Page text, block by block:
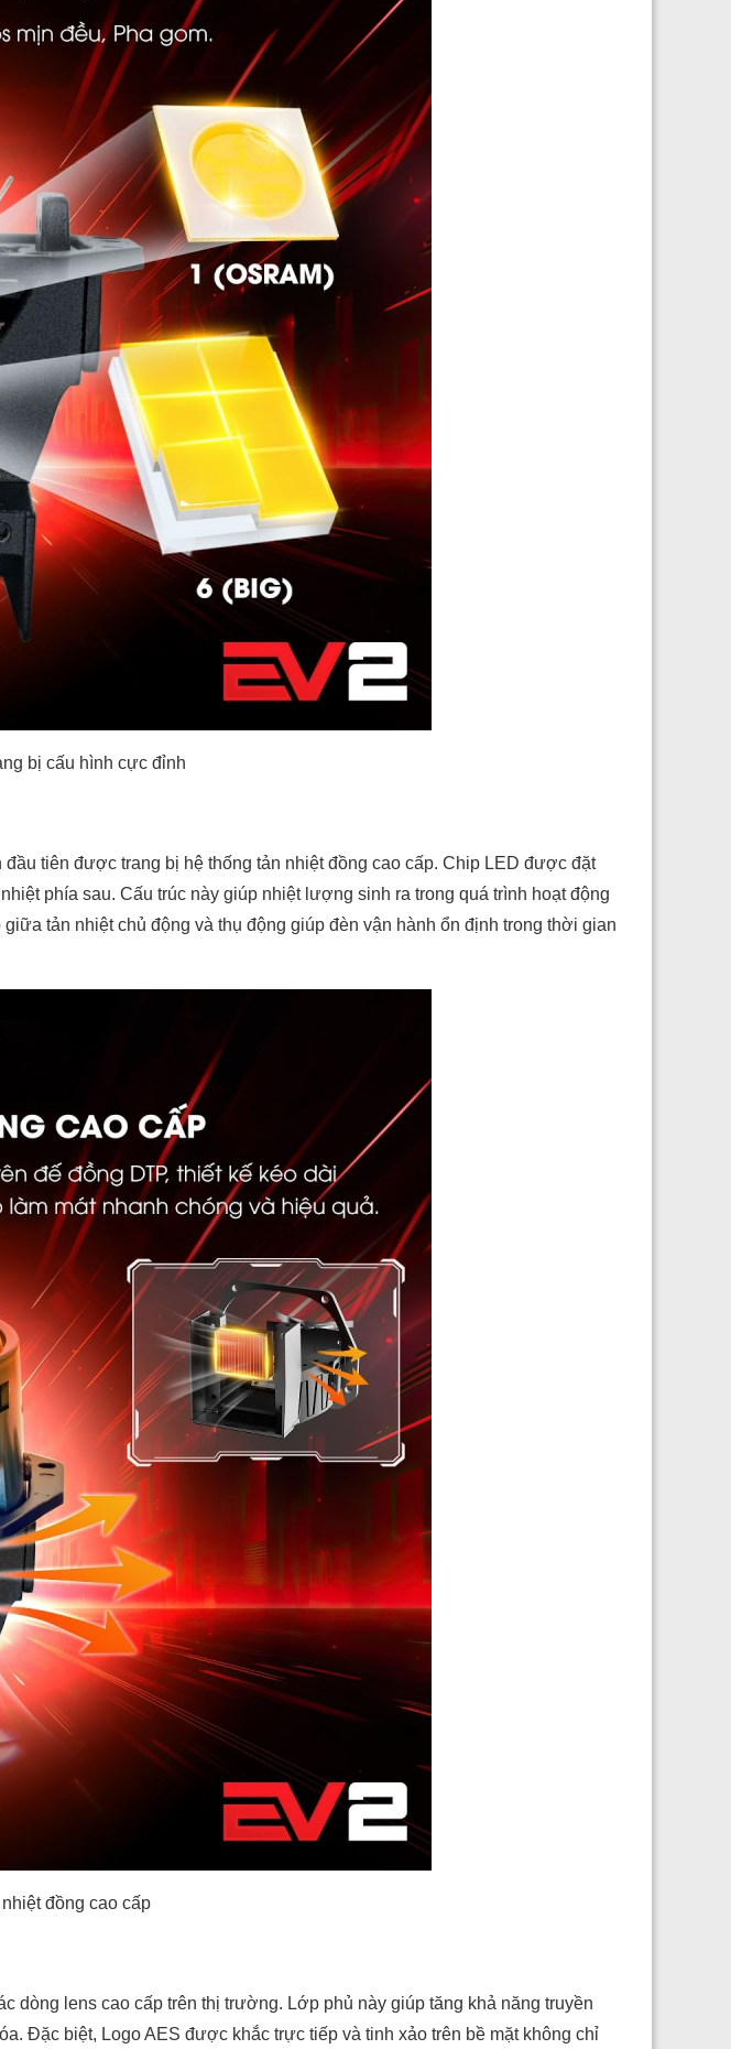
bị cấu hình cực đỉnh
tiên được trang bị hệ thống tản nhiệt đồng cao cấp. Chip LED được đặt
phía sau. Cấu trúc này giúp nhiệt lượng sinh ra trong quá trình hoạt động
tản nhiệt chủ động và thụ động giúp đèn vận hành ổn định trong thời gian
đồng cao cấp
lens cao cấp trên thị trường. Lớp phủ này giúp tăng khả năng truyền
Đặc biệt, Logo AES được khắc trực tiếp và tinh xảo trên bề mặt không chỉ